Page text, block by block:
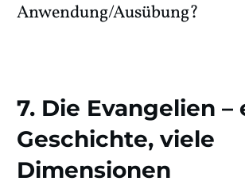
Anwendung/Ausübung?
7. Die Evangelien –
Geschichte, viele
Dimensionen